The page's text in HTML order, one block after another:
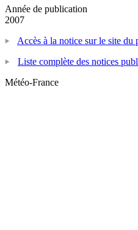
Année de publication
2007
Accès à la notice sur le site
Liste complète des notices
Météo-France